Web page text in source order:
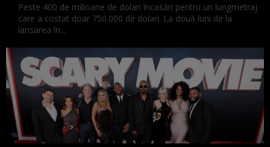
Peste 400 de milioane de dolari încasări pentru un lungmetraj
care a costat doar 750.000 de dolari. La două luni de la
lansarea în...